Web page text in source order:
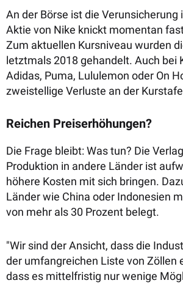
An der Börse ist die Verunsicherung
Aktie von Nike knickt momentan
Zum aktuellen Kursniveau wurden
letztmals 2018 gehandelt. Auch bei
Adidas, Puma, Lululemon oder On
zweistellige Verluste an der
Reichen Preiserhöhungen?
Die Frage bleibt: Was tun? Die
Produktion in andere Länder ist
höhere Kosten mit sich bringen.
Länder wie China oder Indonesien
von mehr als 30 Prozent belegt.
"Wir sind der Ansicht, dass die
der umfangreichen Liste von Zöllen
dass es mittelfristig nur wenige